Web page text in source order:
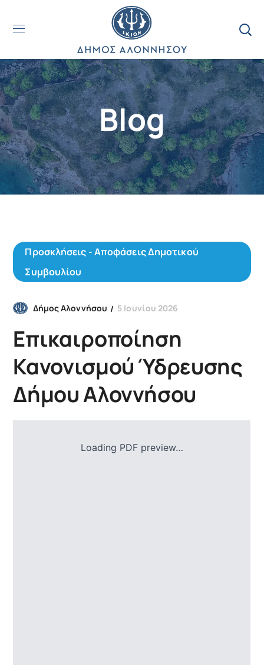
Blog
Προσκλήσεις - Αποφάσεις Δημοτικού
Συμβουλίου
Δήμος Αλοννήσου 5 Ιουνίου 2026
Επικαιροποίηση
Κανονισμού Ύδρευσης
Δήμου Αλοννήσου